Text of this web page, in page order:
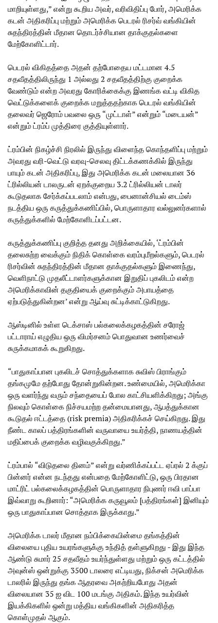
மாறியுள்ளது,” என்று கூறிய அவர், வரிவிதிப்பு போர், அமெரிக்க
கடன் அதிகரிப்பு மற்றும் அமெரிக்க பெடரல் ரிசர்வ் வங்கியின்
சுதந்திரத்தின் மீதான தொடர்ச்சியான தாக்குதல்களை
மேற்கோளிட்டார்.
பெடரல் விகிதத்தை அதன் தற்போதைய மட்டமான 4.5
சதவீதத்திலிருந்து 1 அல்லது 2 சதவீதத்திற்கு குறைக்க
வேண்டும் என்ற அவரது கோரிக்கைக்கு இணங்க வட்டி விகித
வெட்டுக்களைக் குறைக்க மறுத்ததற்காக பெடரல் வங்கியின்
தலைவர் ஜெரோம் பவலை ஒரு “முட்டாள்” என்றும் “மடையன்”
என்றும் ட்ரம்ப் முத்திரை குத்தியுள்ளார்.
ட்ரம்பின் நிகழ்ச்சி நிரலில் இருந்து விளைந்த கொந்தளிப்பு மற்றும்
அவரது வரி-வெட்டு வரவு-செலவு திட்டக்கணக்கில் இருந்து
பாயும் கடன் அதிகரிப்பு, இது அமெரிக்க கடன் மலையான 36
ட்ரில்லியன் டாலருடன் ஏறக்குறைய 3.2 ட்ரில்லியன் டாலர்
கூடுதலாக சேர்க்கப்படலாம் என்பது, பைனான்சியல் டைம்ஸ்
நடத்திய ஒரு கருத்துக்கணிப்பில், பொருளாதார வல்லுனர்களால்
கருத்துக்களில் மேற்கோளிடப்பட்டன.
கருத்துக்கணிப்பு குறித்த தனது அறிக்கையில், ‘ட்ரம்பின்
தலைசுற்ற வைக்கும் நிதிக் கொள்கை வரம்புமீறல்களும், பெடரல்
ரிசர்வின் சுதந்திரத்தின் மீதான தாக்குதல்களும் இணைந்து,
வெளிநாட்டு முதலீட்டாளர்களுக்கான இறுதிப் புகலிடம் என்ற
அமெரிக்காவின் தகுதியைக் குறைக்கும் அபாயத்தை
ஏற்படுத்துகின்றன’ என்று ஆய்வு சுட்டிக்காட்டுகிறது.
ஆஸ்டினில் உள்ள டெக்சாஸ் பல்கலைக்கழகத்தின் சரோஜ்
பட்டாராய் எழுதிய ஒரு விமர்சனம் பொதுவான உணர்வைச்
சுருக்கமாகக் கூறுகிறது.
“பாதுகாப்பான புகலிடச் சொத்துக்களாக சுவிஸ் பிராங்கும்
தங்கமுமே தற்போது தோன்றுகின்றன. உண்மையில், அமெரிக்கா
ஒரு வளர்ந்து வரும் சந்தையைப் போல காட்சியளிக்கிறது; அங்கு
நிலவும் கொள்கை நிச்சயமற்ற தன்மையானது, ஆபத்துக்கான
கூடுதல் ஈட்டத்தை (risk premia) அதிகரிக்கச் செய்கிறது. இது
நீண்ட காலப் பத்திரங்களின் வருவாயை உயர்த்தி, நாணயத்தின்
மதிப்பைக் குறைக்க வழிவகுக்கிறது.”
ட்ரம்பால் “விடுதலை தினம்” என்று வர்ணிக்கப்பட்ட ஏப்ரல் 2 க்குப்
பின்னர் என்ன நடந்தது என்பதை மேற்கோளிட்டு, ஒரு பிரதான
மாட்ரிட் பல்கலைக்கழகத்தின் பொருளாதார நிபுணர் ஈவி பாப்பா
இவ்வாறு கூறினார்: “அமெரிக்க கருவூலம் [பத்திரங்கள்] இனியும்
ஒரு பாதுகாப்பான சொத்தாக இருக்காது.”
அமெரிக்க டாலர் மீதான நம்பிக்கையின்மை தங்கத்தின்
விலையை புதிய உயரங்களுக்கு உந்தித் தள்ளுகிறது - இது இந்த
ஆண்டு சுமார் 25 சதவீதம் உயர்ந்துள்ளது மற்றும் ஒரு கட்டத்தில்
அவுன்ஸ் ஒன்றுக்கு 3500 டாலரை எட்டியது, நிக்சன் அமெரிக்க
டாலரில் இருந்து தங்க ஆதரவை அகற்றியபோது அதன்
விலையான 35 ஐ விட 100 மடங்கு அதிகம். இந்த உயர்வின்
இயக்கிகளில் ஒன்று மத்திய வங்கிகளின் அதிகரித்த
கொள்முதல் ஆகும்.